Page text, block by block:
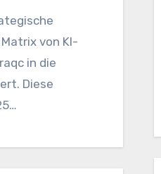
von KI-
in die
Diese